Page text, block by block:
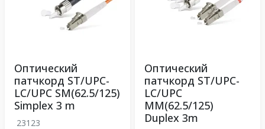
Оптический
патчкорд ST/UPC-
LC/UPC SM(62.5/125)
Simplex 3 m
23123
Оптический
патчкорд ST/UPC-
LC/UPC
MM(62.5/125)
Duplex 3m